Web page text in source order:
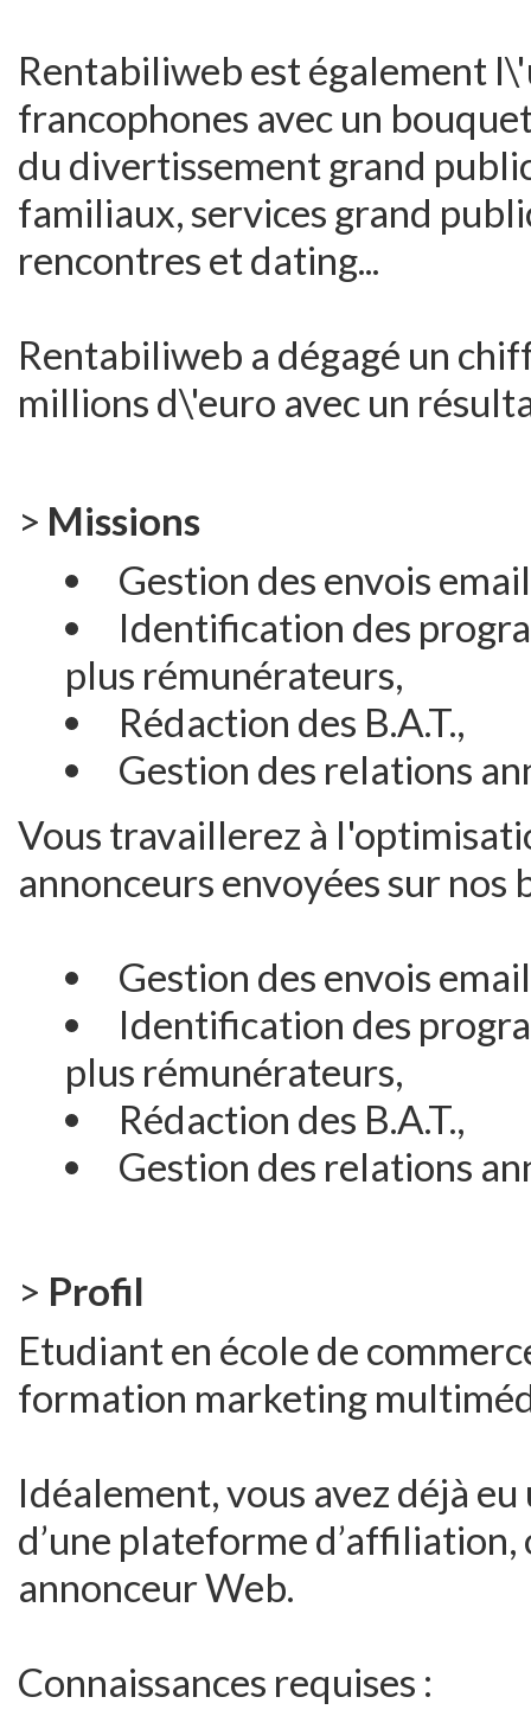
Rentabiliweb est également
francophones avec un
du divertissement grand
familiaux, services grand
rencontres et dating...
Rentabiliweb a dégagé un
millions d\'euro avec un
> Missions
Gestion des envois
Identification des
plus rémunérateurs,
Rédaction des B.A.T.,
Gestion des relations
Vous travaillerez à
annonceurs envoyées sur nos
Gestion des envois
Identification des
plus rémunérateurs,
Rédaction des B.A.T.,
Gestion des relations
> Profil
Etudiant en école de
formation marketing
Idéalement, vous avez déjà
d’une plateforme
annonceur Web.
Connaissances requises :